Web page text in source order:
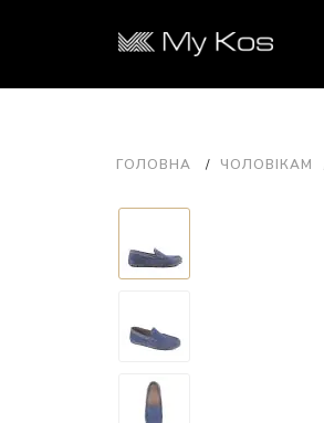
ГОЛОВНА ЧОЛОВІКАМ